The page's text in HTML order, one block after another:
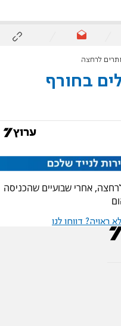
לרחצה
בחורף
אחרי שבועיים שהכניסה
דווחו לנו